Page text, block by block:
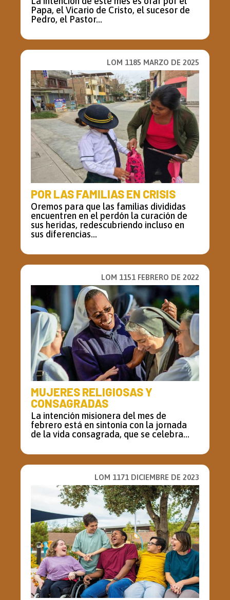
Papa, el Vicario de Cristo, el sucesor de
Pedro, el Pastor...
LOM 1185 MARZO DE 2025
POR LAS FAMILIAS EN CRISIS
Oremos para que las familias divididas
encuentren en el perdón la curación de
sus heridas, redescubriendo incluso en
sus diferencias...
LOM 1151 FEBRERO DE 2022
MUJERES RELIGIOSAS Y
CONSAGRADAS
La intención misionera del mes de
febrero está en sintonía con la jornada
de la vida consagrada, que se celebra...
LOM 1171 DICIEMBRE DE 2023